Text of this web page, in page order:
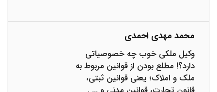
محمد مهدی احمدی
وکیل ملکی خوب چه خصوصیاتی
دارد؟! مطلع بودن از قوانین مربوط به
ملک و املاک؛ یعنی قوانین ثبتی،